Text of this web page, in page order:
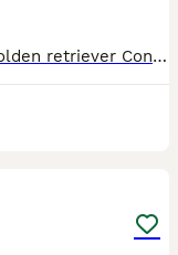
Disponibles preciosos cachorros de Golden retriever Contamos con hembras y machos. Somos un criadero familiar y te ofrecemos la posibilidad de venir a conocer a los cachorros en persona o mediante videollamada. Entregamos a los cachorros con todo en regla: • Vacunas correspondientes a su edad • Desparasitación interna y externa • Cartilla sanitaria • Revisión veterinaria • Pasaporte • Microchip • Contrato de adopción con garantías Realizamos entregas en toda la península, incluyendo: Galicia, Cantabria, País Vasco, Barcelona, Zaragoza, Huesca, Valencia, Castilla-La Mancha, Castilla y León, , Murcia y Andalucía. Para cualquier consulta o para recibir fotos y vídeos de los cachorros, no dudes en contactarnos. También puedes ver más en nuestro perfil: [@cachorrospippiespremium]. 📞 Teléfono y WhatsApp: Mostrar número de teléfono Atendemos de lunes a domingo. Preguntar por Carla. ¡Estaremos encantados de ayudarte!